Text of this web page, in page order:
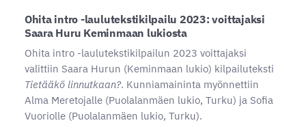
Ohita intro -laulutekstikilpailu 2023: voittajaksi
Saara Huru Keminmaan lukiosta
Ohita intro -laulutekstikilpailun 2023 voittajaksi
valittiin Saara Hurun (Keminmaan lukio) kilpailuteksti
Tietääkö linnutkaan?. Kunniamaininta myönnettiin
Alma Meretojalle (Puolalanmäen lukio, Turku) ja Sofia
Vuoriolle (Puolalanmäen lukio, Turku).